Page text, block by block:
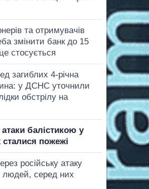
та отримувачів
змінити банк до 15
стосується
загиблих 4-річна
у ДСНС уточнили
обстрілу на
атаки балістикою у
пожежі
російську атаку
людей, серед них